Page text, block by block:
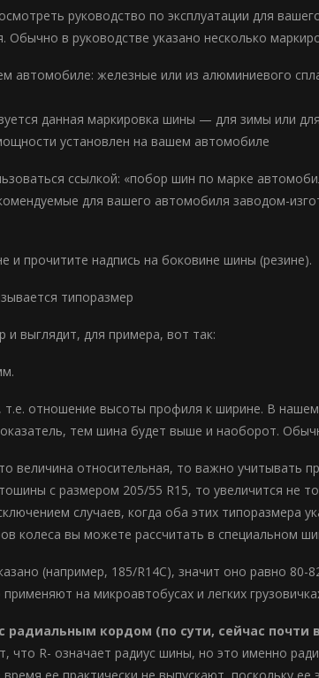
руководство по эксплуатации для
Обычно в руководстве указано несколько
автомобиле: железные или из алюминиевого
данная маркировка шины — для зимы или
установлен на вашем автомобиле
ссылкой: «побор шин по марке
для вашего автомобиля заводом-
и прочитите надпись на боковине шины (резине).
типоразмер
и выглядит, для примера, вот так:
отношение высоты профиля к ширине. В
тем шина будет выше и наоборот.
величина относительная, то важно учитывать
с размером 205/55 R15, то увеличится не
случаев, когда оба этих типоразмера
колеса вы можете рассчитать в специальном
(например, 185/R14С), значит оно равно
на микроавтобусах и легких
радиальным кордом (по сути, сейчас
что R- означает радиус шины, но это именно